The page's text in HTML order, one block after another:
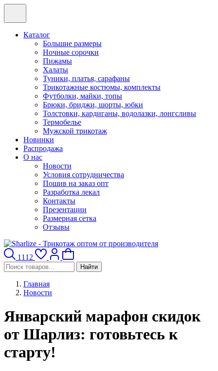
Каталог
Большие размеры
Ночные сорочки
Пижамы
Халаты
Туники, платья, сарафаны
Трикотажные костюмы, комплекты
Футболки, майки, топы
Брюки, бриджи, шорты, юбки
Толстовки, кардиганы, водолазки, лонгсливы
Термобелье
Мужской трикотаж
Новинки
Распродажа
О нас
Новости
Условия сотрудничества
Пошив на заказ опт
Разработка лекал
Контакты
Презентации
Размерная сетка
Отзывы
1112
Найти
Главная
Новости
Январский марафон скидок
от Шарлиз: готовьтесь к
старту!